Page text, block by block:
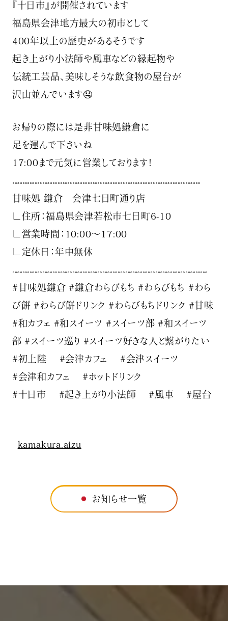
『十日市』が開催されています
福島県会津地方最大の初市として
400年以上の歴史があるそうです
起き上がり小法師や風車などの縁起物や
伝統工芸品、美味しそうな飲食物の屋台が
沢山並んでいます🤤
お帰りの際には是非甘味処鎌倉に
足を運んで下さいね
17:00まで元気に営業しております！
𓏧𓏧𓏧𓏧𓏧𓏧𓏧𓏧𓏧𓏧𓏧𓏧𓏧𓏧𓏧𓏧𓏧𓏧𓏧𓏧𓏧𓏧𓏧𓏧𓏧
甘味処 鎌倉 会津七日町通り店
∟住所：福島県会津若松市七日町6-10
∟営業時間：10:00〜17:00
∟定休日：年中無休
𓏧𓏧𓏧𓏧𓏧𓏧𓏧𓏧𓏧𓏧𓏧𓏧𓏧𓏧𓏧𓏧𓏧𓏧𓏧𓏧𓏧𓏧𓏧𓏧𓏧𓏧
#甘味処鎌倉 #鎌倉わらびもち #わらびもち #わら
び餅 #わらび餅ドリンク #わらびもちドリンク #甘味
#和カフェ #和スイーツ #スイーツ部 #和スイーツ
部 #スイーツ巡り #スイーツ好きな人と繋がりたい
#初上陸 #会津カフェ #会津スイーツ
#会津和カフェ #ホットドリンク
#十日市 #起き上がり小法師 #風車 #屋台
kamakura.aizu
お知らせ一覧